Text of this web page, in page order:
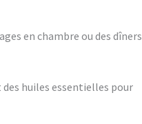
en chambre ou des dîners
huiles essentielles pour